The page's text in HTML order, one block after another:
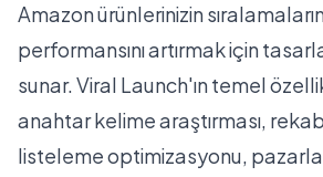
Amazon ürünlerinizin
performansını artırmak için
sunar. Viral Launch'ın temel
anahtar kelime araştırması,
listeleme optimizasyonu,